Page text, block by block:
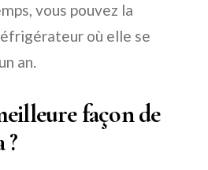
vous pouvez la
où elle se
an.
façon de
?